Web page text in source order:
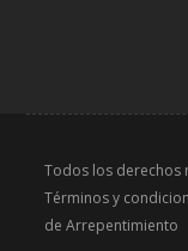
Todos los derechos
Términos y
de Arrepentimiento